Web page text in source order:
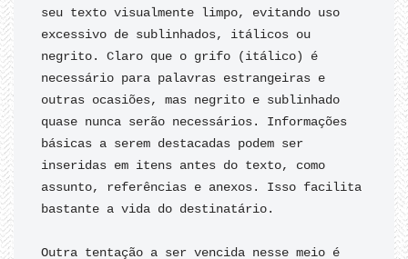
seu texto visualmente limpo, evitando uso
excessivo de sublinhados, itálicos ou
negrito. Claro que o grifo (itálico) é
necessário para palavras estrangeiras e
outras ocasiões, mas negrito e sublinhado
quase nunca serão necessários. Informações
básicas a serem destacadas podem ser
inseridas em itens antes do texto, como
assunto, referências e anexos. Isso facilita
bastante a vida do destinatário.
Outra tentação a ser vencida nesse meio é